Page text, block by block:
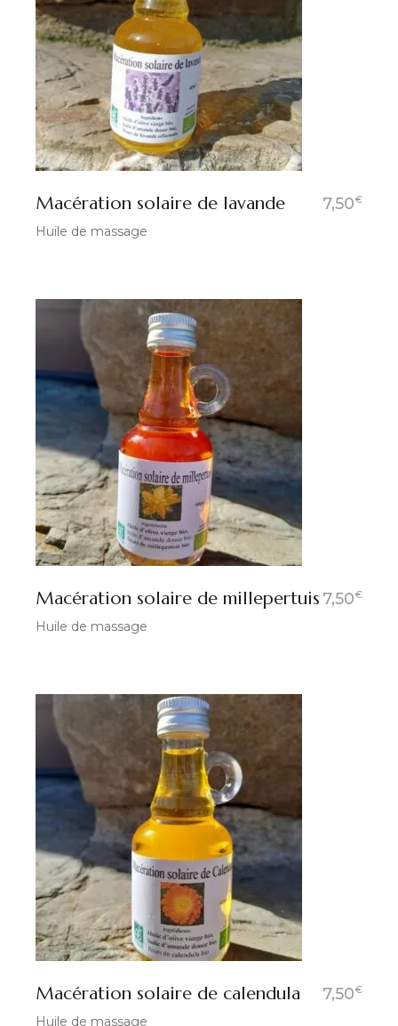
Macération solaire de lavande 7,50€
Huile de massage
Macération solaire de millepertuis 7,50€
Huile de massage
Macération solaire de calendula 7,50€
Huile de massage